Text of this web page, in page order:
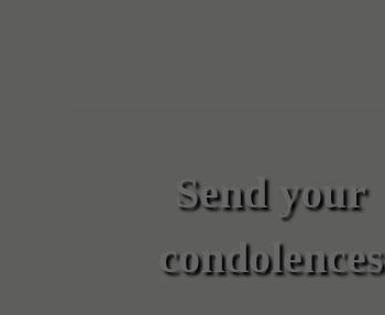
Send your
condolences